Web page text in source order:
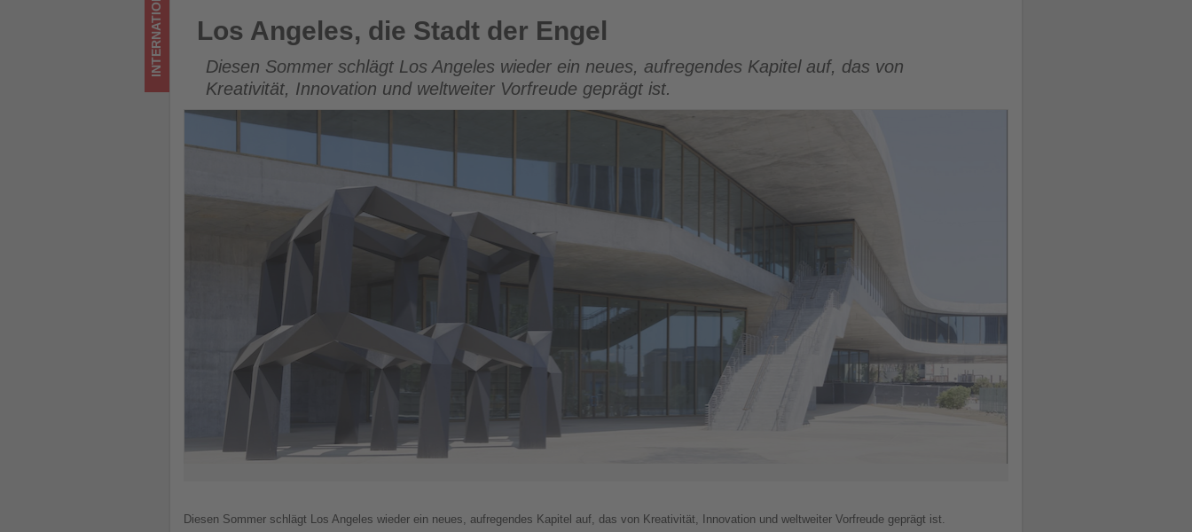
Los Angeles, die Stadt der Engel
INTERNATIONAL Los Angeles, die Stadt der Engel
Diesen Sommer schlägt Los Angeles wieder ein neues, aufregendes Kapitel auf, das von
Kreativität, Innovation und weltweiter Vorfreude geprägt ist.
Diesen Sommer schlägt Los Angeles wieder ein neues, aufregendes Kapitel auf, das von Kreativität, Innovation und weltweiter Vorfreude geprägt ist.